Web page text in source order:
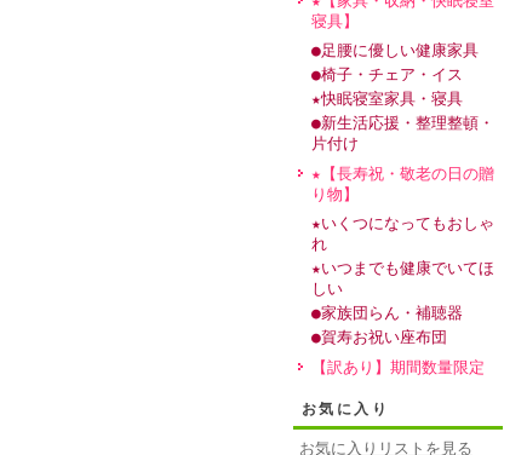
寝具】
●足腰に優しい健康家具
●椅子・チェア・イス
★快眠寝室家具・寝具
●新生活応援・整理整頓・
片付け
★【長寿祝・敬老の日の贈
り物】
★いくつになってもおしゃ
れ
★いつまでも健康でいてほ
しい
●家族団らん・補聴器
●賀寿お祝い座布団
【訳あり】期間数量限定
お気に入り
お気に入りリストを見る